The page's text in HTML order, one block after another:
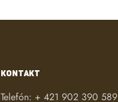
KONTAKT
Telefón: + 421 902 390 589